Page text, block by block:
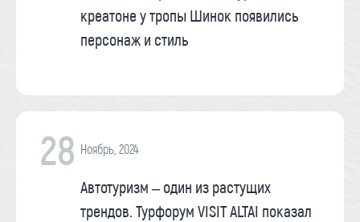
креатоне у тропы Шинок появились
персонаж и стиль
28 Ноябрь, 2024
Автотуризм – один из растущих
трендов. Турфорум VISIT ALTAI показал